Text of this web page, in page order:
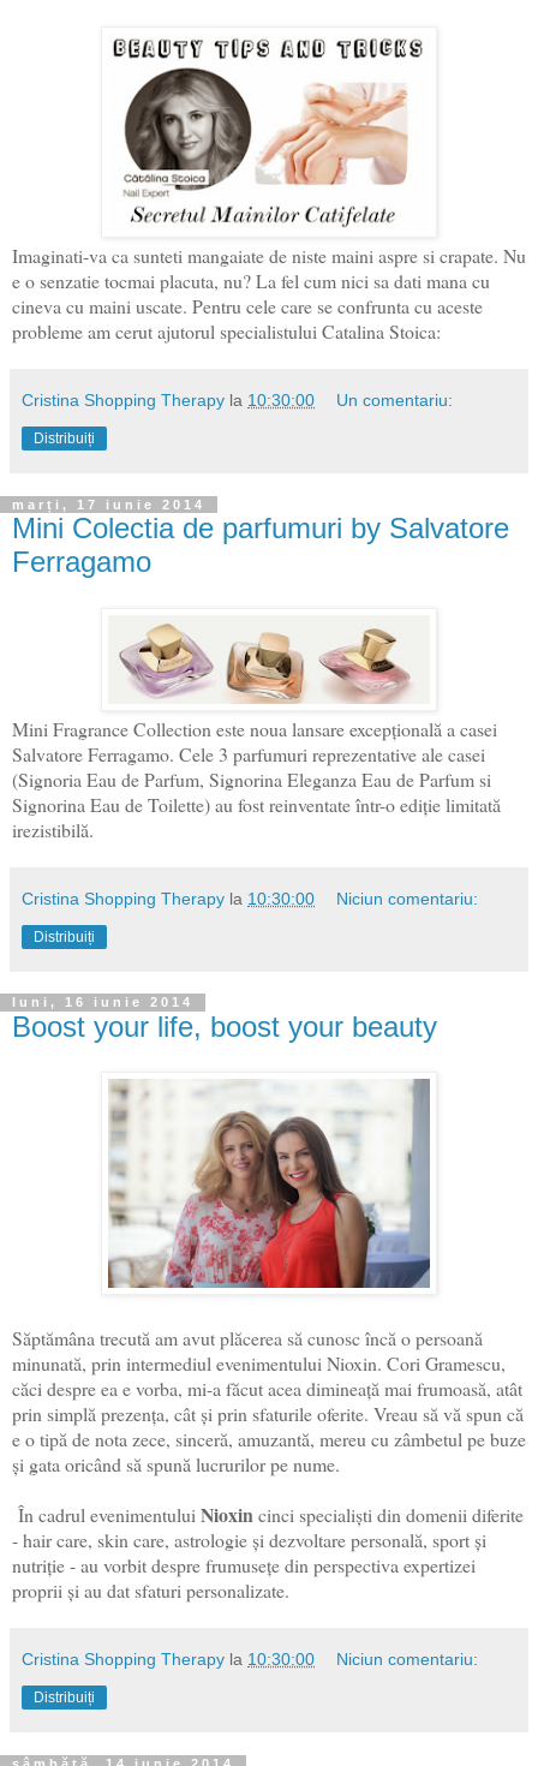
Imaginati-va ca sunteti mangaiate de niste maini aspre si crapate. Nu
e o senzatie tocmai placuta, nu? La fel cum nici sa dati mana cu
cineva cu maini uscate. Pentru cele care se confrunta cu aceste
probleme am cerut ajutorul specialistului Catalina Stoica:
Cristina Shopping Therapy la 10:30:00 Un comentariu:
Distribuiți
marți, 17 iunie 2014
Mini Colectia de parfumuri by Salvatore
Ferragamo
Mini Fragrance Collection este noua lansare excepțională a casei
Salvatore Ferragamo. Cele 3 parfumuri reprezentative ale casei
(Signoria Eau de Parfum, Signorina Eleganza Eau de Parfum si
Signorina Eau de Toilette) au fost reinventate într-o ediție limitată
irezistibilă.
Cristina Shopping Therapy la 10:30:00 Niciun comentariu:
Distribuiți
luni, 16 iunie 2014
Boost your life, boost your beauty
Săptămâna trecută am avut plăcerea să cunosc încă o persoană
minunată, prin intermediul evenimentului Nioxin. Cori Gramescu,
căci despre ea e vorba, mi-a făcut acea dimineață mai frumoasă, atât
prin simplă prezența, cât și prin sfaturile oferite. Vreau să vă spun că
e o tipă de nota zece, sinceră, amuzantă, mereu cu zâmbetul pe buze
și gata oricând să spună lucrurilor pe nume.
În cadrul evenimentuluiNioxincinci specialiști din domenii diferite
- hair care, skin care, astrologie și dezvoltare personală, sport și
nutriție - au vorbit despre frumusețe din perspectiva expertizei
proprii și au dat sfaturi personalizate.
Cristina Shopping Therapy la 10:30:00 Niciun comentariu:
Distribuiți